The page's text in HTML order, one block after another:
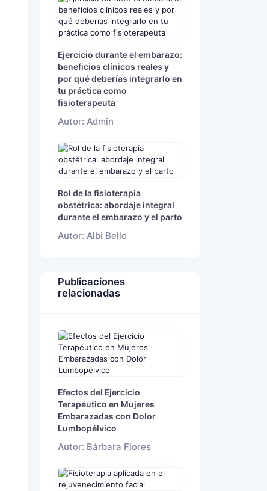
Ejercicio durante el embarazo:
beneficios clínicos reales y
por qué deberías integrarlo en
tu práctica como
fisioterapeuta
Autor: Admin
Rol de la fisioterapia
obstétrica: abordaje integral
durante el embarazo y el parto
Autor: Albi Bello
Publicaciones
relacionadas
Efectos del Ejercicio
Terapéutico en Mujeres
Embarazadas con Dolor
Lumbopélvico
Autor: Bárbara Flores